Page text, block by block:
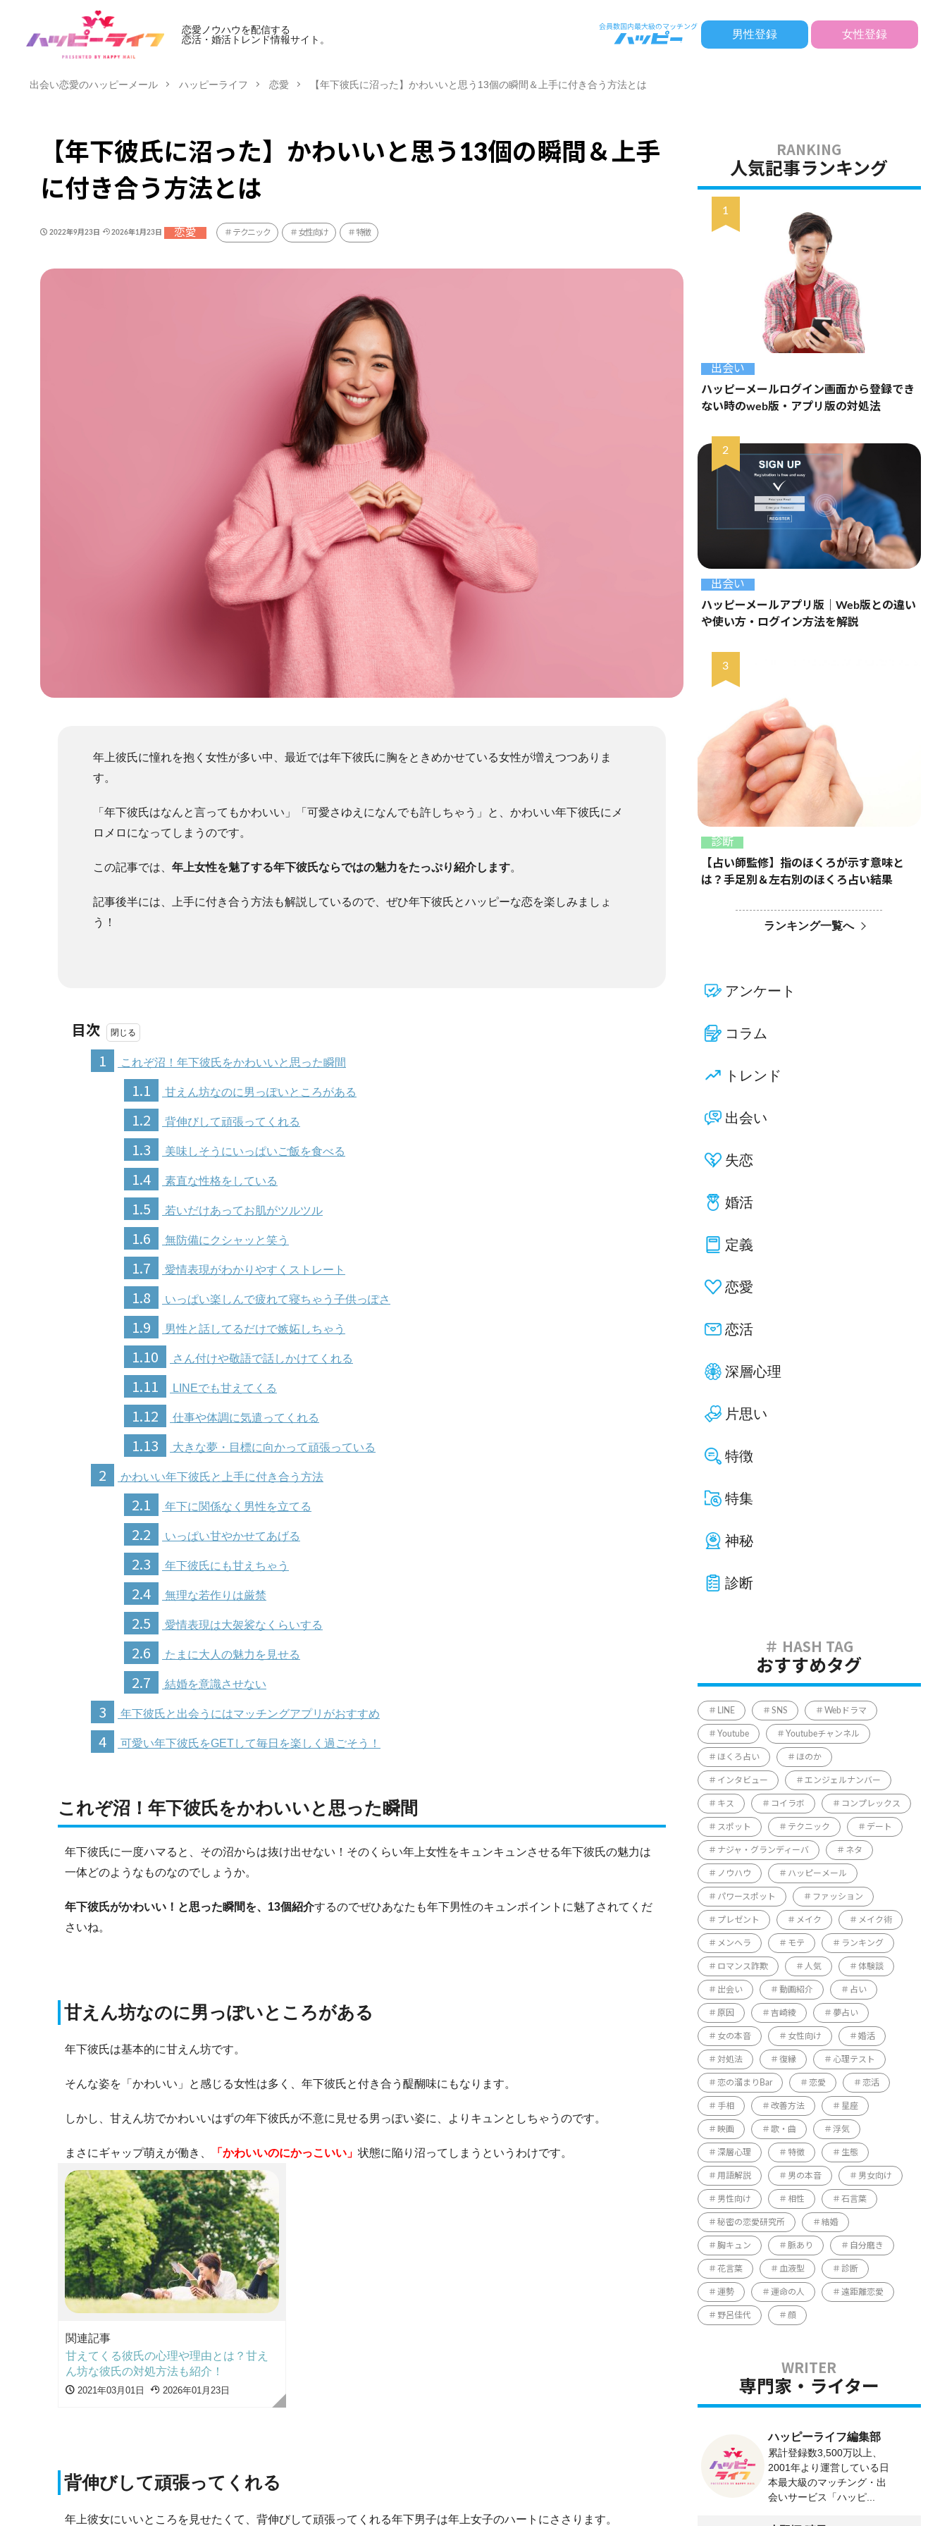
恋愛ノウハウを配信する
恋活・婚活トレンド情報サイト。
男性登録 女性登録
出会い恋愛のハッピーメール ハッピーライフ 恋愛 【年下彼氏に沼った】かわいいと思う13個の瞬間＆上手に付き合う方法とは
【年下彼氏に沼った】かわいいと思う13個の瞬間＆上手
に付き合う方法とは
2022年9月23日 2026年1月23日 恋愛 テクニック 女性向け 特徴
年上彼氏に憧れを抱く女性が多い中、最近では年下彼氏に胸をときめかせている女性が増えつつありま
す。
「年下彼氏はなんと言ってもかわいい」「可愛さゆえになんでも許しちゃう」と、かわいい年下彼氏にメ
ロメロになってしまうのです。
この記事では、 年上女性を魅了する年下彼氏ならではの魅力をたっぷり紹介します。
記事後半には、上手に付き合う方法も解説しているので、ぜひ年下彼氏とハッピーな恋を楽しみましょ
う！
目次
1
これぞ沼！年下彼氏をかわいいと思った瞬間
1.1 甘えん坊なのに男っぽいところがある
1.2 背伸びして頑張ってくれる
1.3 美味しそうにいっぱいご飯を食べる
1.4 素直な性格をしている
1.5 若いだけあってお肌がツルツル
1.6 無防備にクシャッと笑う
1.7 愛情表現がわかりやすくストレート
1.8 いっぱい楽しんで疲れて寝ちゃう子供っぽさ
1.9 男性と話してるだけで嫉妬しちゃう
1.10 さん付けや敬語で話しかけてくれる
1.11 LINEでも甘えてくる
1.12 仕事や体調に気遣ってくれる
1.13 大きな夢・目標に向かって頑張っている
2 かわいい年下彼氏と上手に付き合う方法
2.1 年下に関係なく男性を立てる
2.2 いっぱい甘やかせてあげる
2.3 年下彼氏にも甘えちゃう
2.4 無理な若作りは厳禁
2.5 愛情表現は大袈裟なくらいする
2.6 たまに大人の魅力を見せる
2.7 結婚を意識させない
3 年下彼氏と出会うにはマッチングアプリがおすすめ
4 可愛い年下彼氏をGETして毎日を楽しく過ごそう！
これぞ沼！年下彼氏をかわいいと思った瞬間
年下彼氏に一度ハマると、その沼からは抜け出せない！ そのくらい年上女性をキュンキュンさせる年下彼氏の魅力は
一体どのようなものなのでしょうか。
年下彼氏がかわいい！と思った瞬間を、13個紹介するのでぜひあなたも年下男性のキュンポイントに魅了されてくだ
さいね。
甘えん坊なのに男っぽいところがある
年下彼氏は基本的に甘えん坊です。
そんな姿を「かわいい」と感じる女性は多く、年下彼氏と付き合う醍醐味にもなります。
しかし、甘えん坊でかわいいはずの年下彼氏が不意に見せる男っぽい姿に、よりキュンとしちゃうのです。
まさにギャップ萌えが働き、 「かわいいのにかっこいい」 状態に陥り沼ってしまうというわけです。
関連記事
甘えてくる彼氏の心理や理由とは？甘え
ん坊な彼氏の対処方法も紹介！
2021年03月01日 2026年01月23日
背伸びして頑張ってくれる
年上彼女にいいところを見せたくて、背伸びして頑張ってくれる年下男子は年上女子のハートにささります。
人気記事ランキング
出会い
ハッピーメールログイン画面から登録でき
ない時のweb版・アプリ版の対処法
出会い
ハッピーメールアプリ版｜Web版との違い
や使い方・ログイン方法を解説
診断
【占い師監修】指のほくろが示す意味と
は？手足別＆左右別のほくろ占い結果
ランキング一覧へ
アンケート
コラム
トレンド
出会い
失恋
婚活
定義
恋愛
恋活
深層心理
片思い
特徴
特集
神秘
診断
おすすめタグ
LINE SNS Webドラマ
Youtube Youtubeチャンネル
ほくろ占い ほのか
インタビュー エンジェルナンバー
キス コイラボ コンプレックス
スポット テクニック デート
ナジャ・グランディーバ ネタ
ノウハウ ハッピーメール
パワースポット ファッション
プレゼント メイク メイク術
メンヘラ モテ ランキング
ロマンス詐欺 人気 体験談
出会い 動画紹介 占い
原因 吉崎綾 夢占い
女の本音 女性向け 婚活
対処法 復縁 心理テスト
恋の溜まりBar 恋愛 恋活
手相 改善方法 星座
映画 歌・曲 浮気
深層心理 特徴 生態
用語解説 男の本音 男女向け
男性向け 相性 石言葉
秘密の恋愛研究所 結婚
胸キュン 脈あり 自分磨き
花言葉 血液型 診断
運勢 運命の人 遠距離恋愛
野呂佳代 顔
専門家・ライター
ハッピーライフ編集部
累計登録数3,500万以上、
2001年より運営している日
本最大級のマッチング・出
会いサービス「ハッピ...